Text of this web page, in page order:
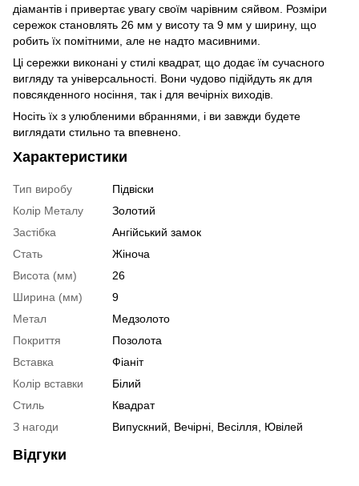
діамантів і привертає увагу своїм чарівним сяйвом. Розміри
сережок становлять 26 мм у висоту та 9 мм у ширину, що
робить їх помітними, але не надто масивними.
Ці сережки виконані у стилі квадрат, що додає їм сучасного
вигляду та універсальності. Вони чудово підійдуть як для
повсякденного носіння, так і для вечірніх виходів.
Носіть їх з улюбленими вбраннями, і ви завжди будете
виглядати стильно та впевнено.
Характеристики
Тип виробу
Підвіски
Колір Металу
Золотий
Застібка
Ангійський замок
Стать
Жіноча
Висота (мм)
26
Ширина (мм)
9
Метал
Медзолото
Покриття
Позолота
Вставка
Фіаніт
Колір вставки
Білий
Стиль
Квадрат
З нагоди
Випускний, Вечірні, Весілля, Ювілей
Відгуки